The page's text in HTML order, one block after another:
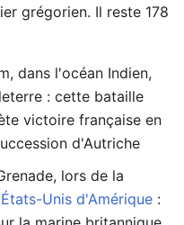
grégorien. Il reste 178
dans l'océan Indien,
: cette bataille
victoire française en
d'Autriche
lors de la
Unis d'Amérique :